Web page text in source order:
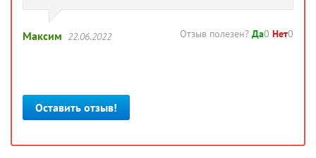
Максим 22.06.2022 Отзыв полезен? Да0 Нет0
Оставить отзыв!